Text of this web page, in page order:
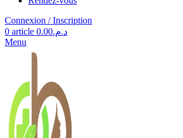
Connexion / Inscription
0 article د.م.0.00
Menu